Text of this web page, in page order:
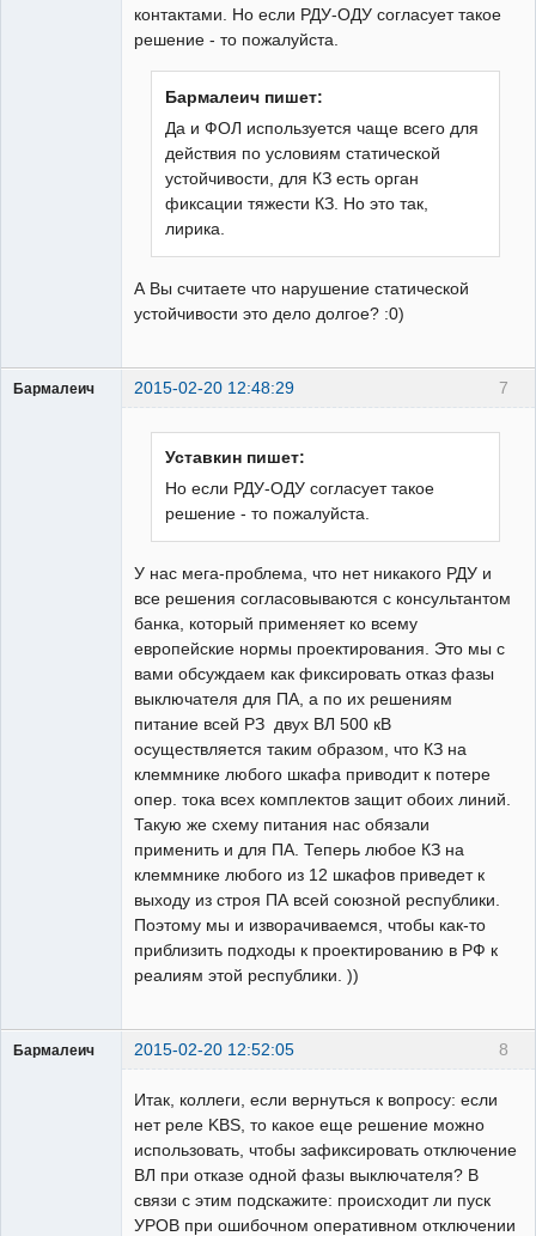
контактами. Но если РДУ-ОДУ согласует такое
решение - то пожалуйста.
Бармалеич пишет:
Да и ФОЛ используется чаще всего для
действия по условиям статической
устойчивости, для КЗ есть орган
фиксации тяжести КЗ. Но это так,
лирика.
А Вы считаете что нарушение статической
устойчивости это дело долгое? :0)
7
Бармалеич 2015-02-20 12:48:29
Уставкин пишет:
Но если РДУ-ОДУ согласует такое
решение - то пожалуйста.
У нас мега-проблема, что нет никакого РДУ и
все решения согласовываются с консультантом
банка, который применяет ко всему
европейские нормы проектирования. Это мы с
вами обсуждаем как фиксировать отказ фазы
выключателя для ПА, а по их решениям
питание всей РЗ двух ВЛ 500 кВ
осуществляется таким образом, что КЗ на
клеммнике любого шкафа приводит к потере
опер. тока всех комплектов защит обоих линий.
Такую же схему питания нас обязали
применить и для ПА. Теперь любое КЗ на
клеммнике любого из 12 шкафов приведет к
выходу из строя ПА всей союзной республики.
Поэтому мы и изворачиваемся, чтобы как-то
приблизить подходы к проектированию в РФ к
реалиям этой республики. ))
8
Бармалеич 2015-02-20 12:52:05
Итак, коллеги, если вернуться к вопросу: если
нет реле KBS, то какое еще решение можно
использовать, чтобы зафиксировать отключение
ВЛ при отказе одной фазы выключателя? В
связи с этим подскажите: происходит ли пуск
УРОВ при ошибочном оперативном отключении